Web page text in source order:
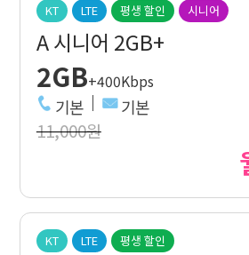
KT LTE 평생 할인 시니어
A 시니어 2GB+
2GB+400Kbps
기본 기본
11,000원
KT LTE 평생 할인